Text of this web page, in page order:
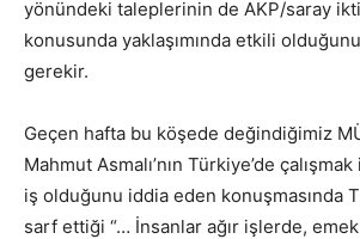
yönündeki taleplerinin de AKP/saray
konusunda yaklaşımında etkili
gerekir.
Geçen hafta bu köşede değindiğimiz
Mahmut Asmalı’nın Türkiye’de
iş olduğunu iddia eden konuşmasında
sarf ettiği “… İnsanlar ağır işlerde,